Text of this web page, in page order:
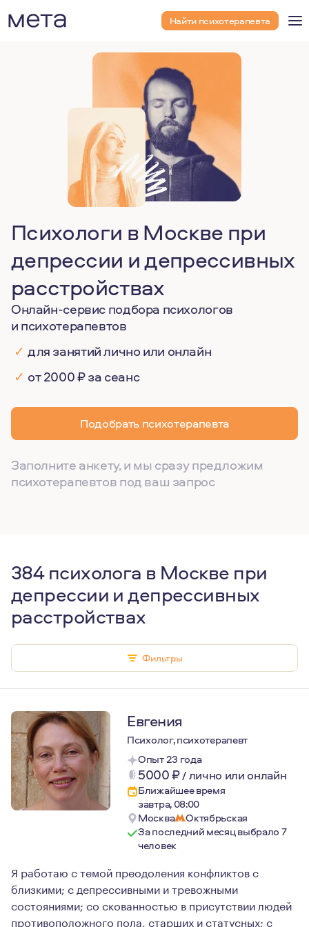
Найти психотерапевта
Психологи в Москве при
депрессии и депрессивных
расстройствах
Онлайн-сервис подбора психологов
и психотерапевтов
✓ для занятий лично или онлайн
✓ от 2000 ₽ за сеанс
Подобрать психотерапевта
Заполните анкету, и мы сразу предложим
психотерапевтов под ваш запрос
384 психолога в Москве при
депрессии и депрессивных
расстройствах
Фильтры
Евгения
Психолог, психотерапевт
Опыт 23 года
5000₽/лично или онлайн
Ближайшее время
завтра, 08:00
Москва
Октябрьская
За последний месяц выбрало 7
человек
Я работаю с темой преодоления конфликтов с
близкими; с депрессивными и тревожными
состояниями; со скованностью в присутствии людей
противоположного пола, старших и статусных; с